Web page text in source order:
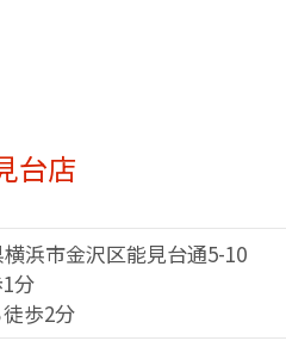
台店
浜市金沢区能見台通5-10
分
歩2分